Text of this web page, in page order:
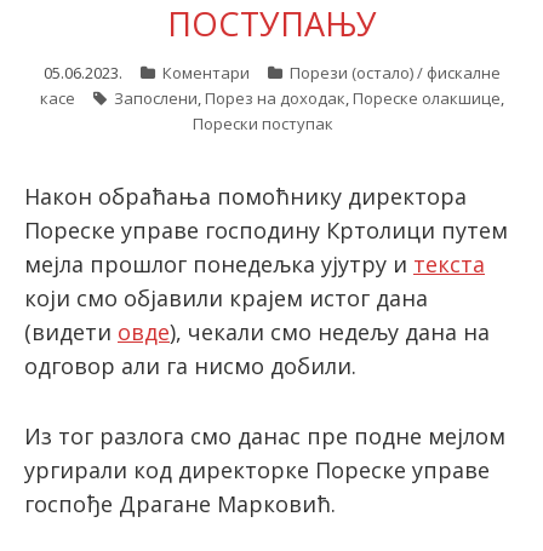
Пријава
latinica
ПОСТУПАЊУ
05.06.2023. Коментари
Порези (остало) / фискалне
касе
Запослени, Порез на доходак, Пореске олакшице,
Порески поступак
Након обраћања помоћнику директора
Пореске управе господину Кртолици путем
мејла прошлог понедељка ујутру и текста
који смо објавили крајем истог дана
(видети овде), чекали смо недељу дана на
одговор али га нисмо добили.
Из тог разлога смо данас пре подне мејлом
ургирали код директорке Пореске управе
госпође Драгане Марковић.